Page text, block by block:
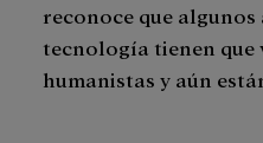
reconoce que algunos
tecnología tienen que
humanistas y aún